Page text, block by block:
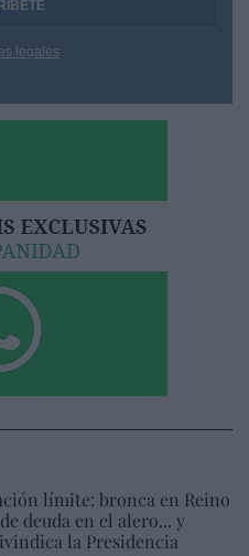
legales
límite: bronca en Reino
deuda en el alero... y
la Presidencia